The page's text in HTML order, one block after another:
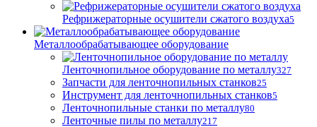
Рефрижераторные осушители сжатого воздуха5
Металлообрабатывающее оборудование
Ленточнопильное оборудование по металлу327
Запчасти для ленточнопильных станков25
Инструмент для ленточнопильных станков5
Ленточнопильные станки по металлу80
Ленточные пилы по металлу217